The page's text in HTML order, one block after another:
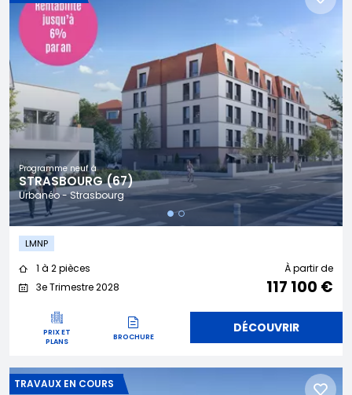
Programme neuf à
STRASBOURG (67)
Urbanéo - Strasbourg
LMNP
1 à 2 pièces
3e Trimestre 2028
À partir de
117 100 €
PRIX ET
PLANS
BROCHURE
DÉCOUVRIR
TRAVAUX EN COURS